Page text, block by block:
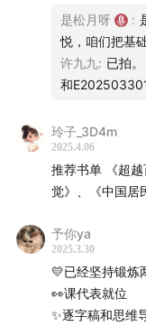
运动是我随
痰湿体质的
体却没有行动，任
28:19 在运动的时候
运动后我第一
56:29 想让运动变成
活习惯
是松月呀 :
悦，咱们把基
许九九: 已拍
和
玲子_3D4m
2025.4.06
推荐书单 《超
觉》、《中国居
予你ya
2025.3.30
💛已经坚持锻炼
👀课代表就位
✨逐字稿和思维